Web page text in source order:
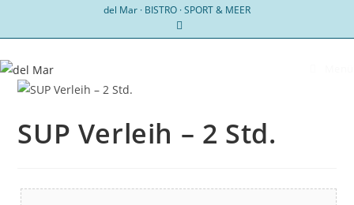
del Mar · BISTRO · SPORT & MEER
SUP Verleih – 2 Std.